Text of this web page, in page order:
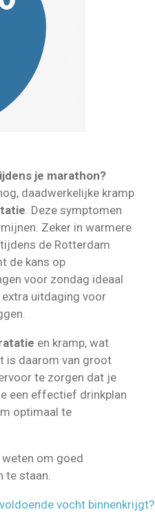
je marathon?
daadwerkelijke kramp
. Deze symptomen
Zeker in warmere
de Rotterdam
de kans op
voor zondag ideaal
uitdaging voor
en kramp, wat
is daarom van groot
te zorgen dat je
een effectief drinkplan
optimaal te
om goed
te staan.
vocht binnenkrijgt?